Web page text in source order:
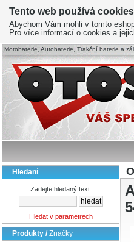
Motobaterie, Autobaterie, Trakční baterie a
Hledaní
Zadejte hledaný text:
Hledat v parametrech
Produkty /Značky
Tento web používá cookies
Abychom Vám mohli v tomto
Pro více informací o cookies a